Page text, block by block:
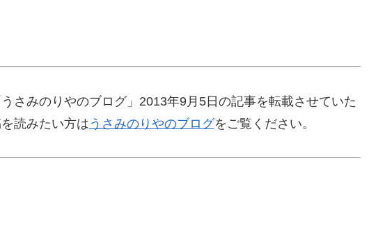
さみのりやのブログ」2013年9月5日の記事を転載させていた
読みたい方はうさみのりやのブログをご覧ください。